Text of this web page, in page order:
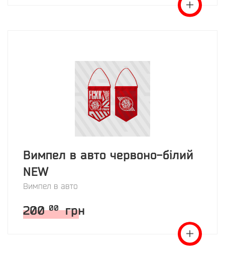
Вимпел в авто червоно-білий
NEW
Вимпел в авто
200 00 грн